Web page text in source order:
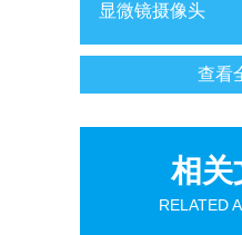
显微镜摄像头
查看
相关
RELATED